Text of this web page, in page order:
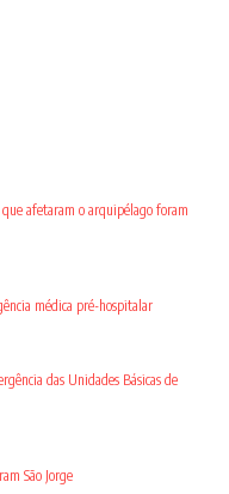
que afetaram o arquipélago foram
médica pré-hospitalar
das Unidades Básicas de
São Jorge